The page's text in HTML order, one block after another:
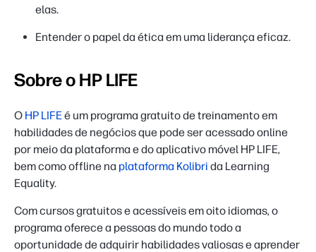
elas.
Entender o papel da ética em uma liderança eficaz.
Sobre o HP LIFE
O HP LIFEé um programa gratuito de treinamento em
habilidades de negócios que pode ser acessado online
por meio da plataforma e do aplicativo móvel HP LIFE,
bem como offline na plataforma Kolibri da Learning
Equality.
Com cursos gratuitos e acessíveis em oito idiomas, o
programa oferece a pessoas do mundo todo a
oportunidade de adquirir habilidades valiosas e aprender